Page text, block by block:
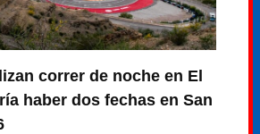
correr de noche en El
haber dos fechas en San